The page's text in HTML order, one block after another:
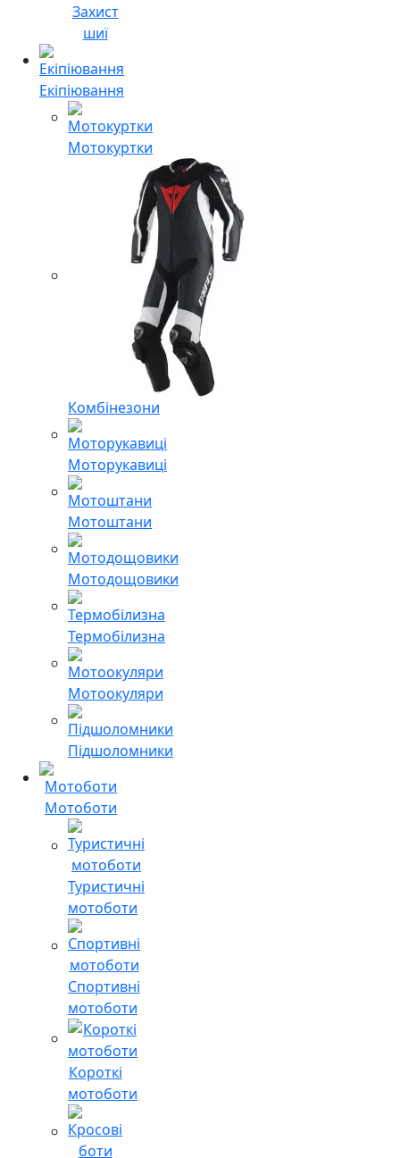
Захист
шиї
Екіпіювання
Мотокуртки
Комбінезони
Моторукавиці
Мотоштани
Мотодощовики
Термобілизна
Мотоокуляри
Підшоломники
Мотоботи
Туристичні
мотоботи
Спортивні
мотоботи
Короткі
мотоботи